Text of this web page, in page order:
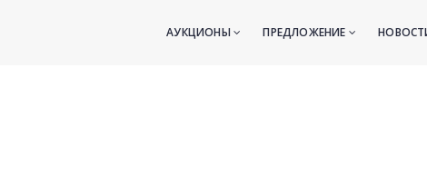
АУКЦИОНЫ ПРЕДЛОЖЕНИЕ